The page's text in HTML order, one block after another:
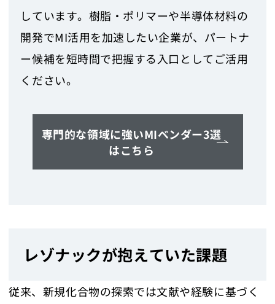
しています。樹脂・ポリマーや半導体材料の
開発でMI活用を加速したい企業が、パートナ
ー候補を短時間で把握する入口としてご活用
ください。
専門的な領域に強いMIベンダー3選
はこちら
レゾナックが抱えていた課題
従来、新規化合物の探索では文献や経験に基づく